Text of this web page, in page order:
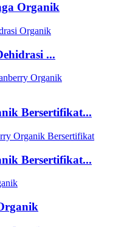
Organik
...
Bersertifikat...
Bersertifikat...